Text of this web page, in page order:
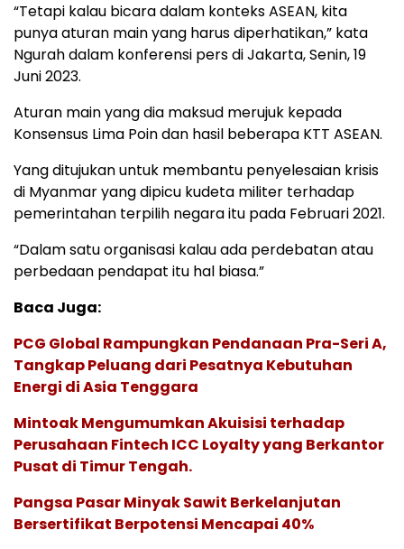
“Tetapi kalau bicara dalam konteks ASEAN, kita
punya aturan main yang harus diperhatikan,” kata
Ngurah dalam konferensi pers di Jakarta, Senin, 19
Juni 2023.
Aturan main yang dia maksud merujuk kepada
Konsensus Lima Poin dan hasil beberapa KTT ASEAN.
Yang ditujukan untuk membantu penyelesaian krisis
di Myanmar yang dipicu kudeta militer terhadap
pemerintahan terpilih negara itu pada Februari 2021.
“Dalam satu organisasi kalau ada perdebatan atau
perbedaan pendapat itu hal biasa.”
Baca Juga:
PCG Global Rampungkan Pendanaan Pra-Seri A,
Tangkap Peluang dari Pesatnya Kebutuhan
Energi di Asia Tenggara
Mintoak Mengumumkan Akuisisi terhadap
Perusahaan Fintech ICC Loyalty yang Berkantor
Pusat di Timur Tengah.
Pangsa Pasar Minyak Sawit Berkelanjutan
Bersertifikat Berpotensi Mencapai 40%